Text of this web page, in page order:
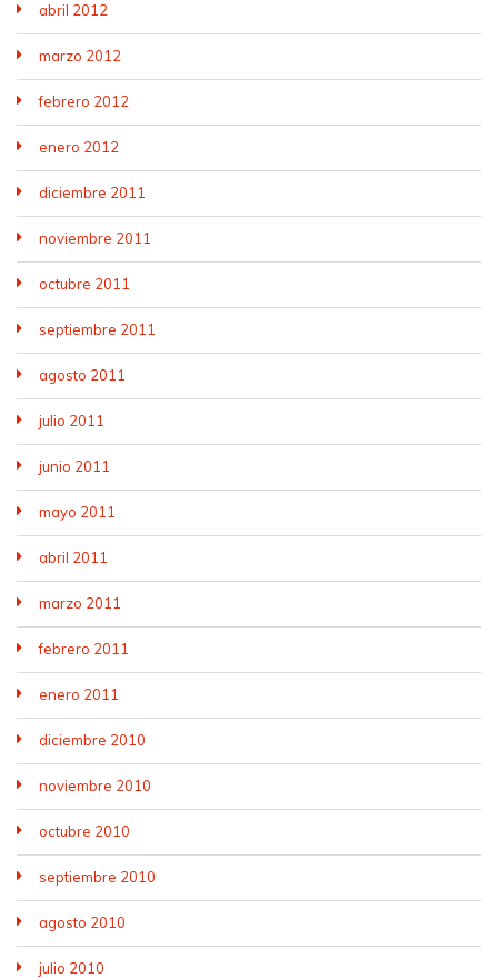
abril 2012
marzo 2012
febrero 2012
enero 2012
diciembre 2011
noviembre 2011
octubre 2011
septiembre 2011
agosto 2011
julio 2011
junio 2011
mayo 2011
abril 2011
marzo 2011
febrero 2011
enero 2011
diciembre 2010
noviembre 2010
octubre 2010
septiembre 2010
agosto 2010
julio 2010